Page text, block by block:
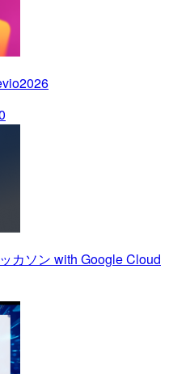
カソン with Google Cloud